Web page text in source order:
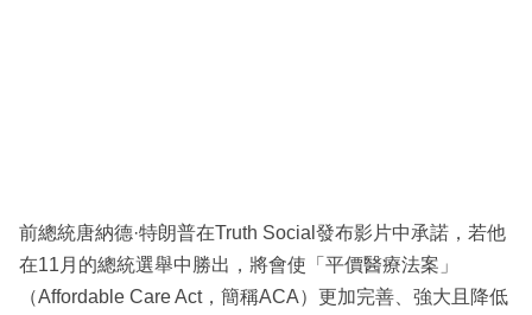
區
前總統唐納德·特朗普在Truth Social發布影片中承諾，若他
在11月的總統選舉中勝出，將會使「平價醫療法案」
（Affordable Care Act，簡稱ACA）更加完善、強大且降低